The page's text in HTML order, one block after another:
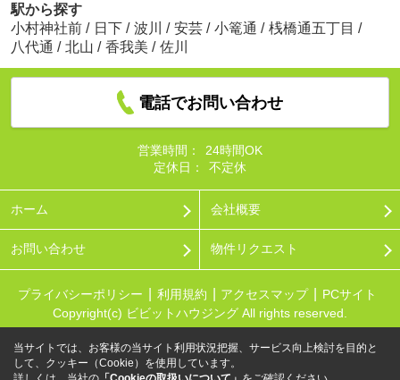
駅から探す
小村神社前 / 日下 / 波川 / 安芸 / 小篭通 / 桟橋通五丁目 /
八代通 / 北山 / 香我美 / 佐川
電話でお問い合わせ
営業時間：
24時間OK
定休日：
不定休
ホーム 会社概要
お問い合わせ 物件リクエスト
プライバシーポリシー 利用規約 アクセスマップ
PCサイト
Copyright(c) ビビットハウジング All rights reserved.
当サイトでは、お客様の当サイト利用状況把握、サービス向上検討を目的と
して、クッキー（Cookie）を使用しています。